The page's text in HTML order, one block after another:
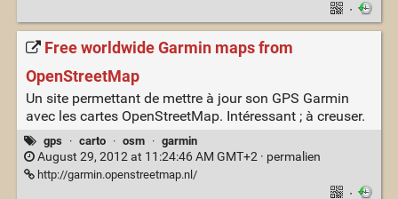
·
Free worldwide Garmin maps from
OpenStreetMap
Un site permettant de mettre à jour son GPS Garmin
avec les cartes OpenStreetMap. Intéressant ; à creuser.
gps · carto · osm · garmin
August 29, 2012 at 11:24:46 AM GMT+2 · permalien
http://garmin.openstreetmap.nl/
·